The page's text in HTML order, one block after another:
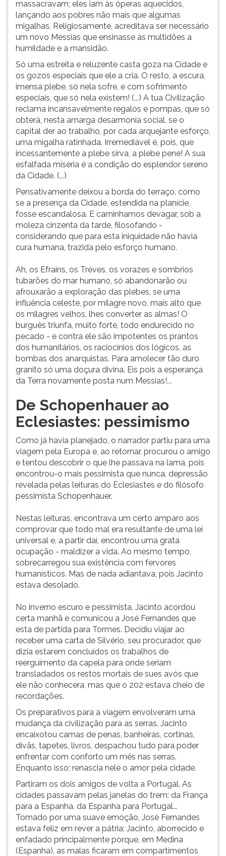
massacravam; eles iam às óperas aquecidos,
lançando aos pobres não mais que algumas
migalhas. Religiosamente, acreditava ser necessário
um novo Messias que ensinasse às multidões a
humildade e a mansidão.
Só uma estreita e reluzente casta goza na Cidade e
os gozos especiais que ele a cria. O resto, a escura,
imensa plebe, só nela sofre, e com sofrimento
especiais, que só nela existem! (...) A tua Civilização
reclama incansavelmente regalos e pompas, que só
obterá, nesta amarga desarmonia social, se o
capital der ao trabalho, por cada arquejante esforço,
uma migalha ratinhada. Irremediável é, pois, que
incessantemente a plebe sirva, a plebe pene! A sua
esfalfada miséria é a condição do esplendor sereno
da Cidade. (...)
Pensativamente deixou a borda do terraço, como
se a presença da Cidade, estendida na planície,
fosse escandalosa. E caminhamos devagar, sob a
moleza cinzenta da tarde, filosofando -
considerando que para esta iniquidade não havia
cura humana, trazida pelo esforço humano.
Ah, os Efrains, os Trèves, os vorazes e sombrios
tubarões do mar humano, só abandonarão ou
afrouxarão a exploração das plebes, se uma
influência celeste, por milagre novo, mais alto que
os milagres velhos, lhes converter as almas! O
burguês triunfa, muito forte, todo endurecido no
pecado - e contra ele são impotentes os prantos
dos humanitários, os raciocínios dos lógicos, as
bombas dos anarquistas. Para amolecer tão duro
granito só uma doçura divina. Eis pois a esperança
da Terra novamente posta num Messias!...
De Schopenhauer ao
Eclesiastes: pessimismo
Como já havia planejado, o narrador partiu para uma
viagem pela Europa e, ao retornar, procurou o amigo
e tentou descobrir o que lhe passava na lama, pois
encontrou-o mais pessimista que nunca, depressão
revelada pelas leituras do Eclesiastes e do filósofo
pessimista Schopenhauer.
Nestas leituras, encontrava um certo amparo aos
comprovar que todo mal era resultante de uma lei
universal e, a partir daí, encontrou uma grata
ocupação - maldizer a vida. Ao mesmo tempo,
sobrecarregou sua existência com fervores
humanísticos. Mas de nada adiantava, pois Jacinto
estava desolado.
No inverno escuro e pessimista, Jacinto acordou
certa manhã e comunicou a José Fernandes que
esta de partida para Tormes. Decidiu viajar ao
receber uma carta de Silvério, seu procurador, que
dizia estarem concluídos os trabalhos de
reerguimento da capela para onde seriam
transladados os restos mortais de sues avós que
ele não conhecera, mas que o 202 estava cheio de
recordações.
Os preparativos para a viagem envolveram uma
mudança da civilização para as serras. Jacinto
encaixotou camas de penas, banheiras, cortinas,
divãs, tapetes, livros, despachou tudo para poder
enfrentar com conforto um mês nas serras.
Enquanto isso; renascia nele o amor pela cidade.
Partiram os dois amigos de volta a Portugal. As
cidades passavam pelas janelas do trem: da França
para a Espanha, da Espanha para Portugal...
Tomado por uma suave emoção, José Fernandes
estava feliz em rever a pátria; Jacinto, aborrecido e
enfadado principalmente porque, em Medina
(Espanha), as malas ficaram em compartimentos